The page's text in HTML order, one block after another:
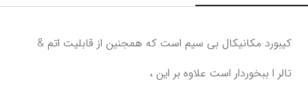
کیبورد مکانیکال بی سیم است که همجنین از قابلیت اتم &
تالر ا ببخوردار است علاوه بر این ،